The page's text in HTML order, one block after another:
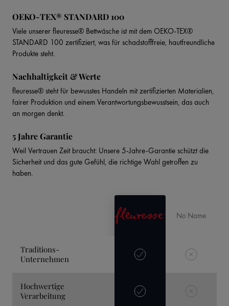
No Name
Traditions-
Unternehmen
Hochwertige
Verarbeitung
OEKO-TEX® STANDARD 100
Viele unserer fleuresse® Bettwäsche ist mit dem OEKO-TEX®
STANDARD 100 zertifiziert, was für schadstofffreie, hautfreundliche
Produkte steht.
Nachhaltigkeit & Werte
fleuresse® steht für bewusstes Handeln mit zertifizierten Materialien,
fairer Produktion und einem Verantwortungsbewusstsein, das auch
an morgen denkt.
5 Jahre Garantie
Weil Vertrauen Zeit braucht: Unsere 5-Jahre-Garantie schützt die
Sicherheit und das gute Gefühl, die richtige Wahl getroffen zu
haben.